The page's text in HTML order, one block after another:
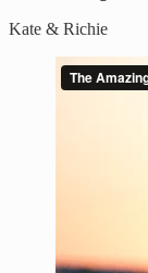
Kate & Richie